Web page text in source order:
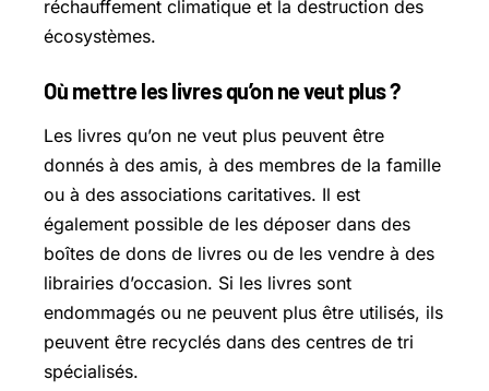
réchauffement climatique et la destruction des
écosystèmes.
Où mettre les livres qu’on ne veut plus ?
Les livres qu’on ne veut plus peuvent être
donnés à des amis, à des membres de la famille
ou à des associations caritatives. Il est
également possible de les déposer dans des
boîtes de dons de livres ou de les vendre à des
librairies d’occasion. Si les livres sont
endommagés ou ne peuvent plus être utilisés, ils
peuvent être recyclés dans des centres de tri
spécialisés.